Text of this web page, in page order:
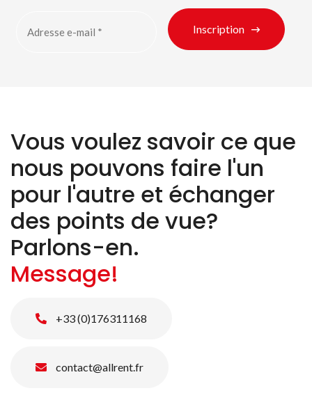
Inscription
Vous voulez savoir ce que
nous pouvons faire l'un
pour l'autre et échanger
des points de vue?
Parlons-en.
Message!
+33 (0)176311168
contact@allrent.fr